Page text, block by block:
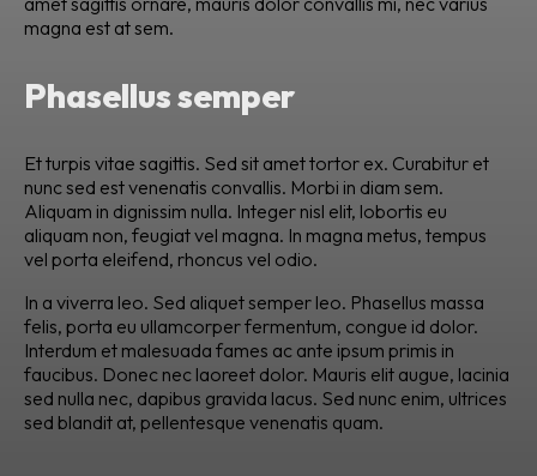
magna est at sem.
Phasellus semper
Et turpis vitae sagittis. Sed sit amet tortor ex. Curabitur et
nunc sed est venenatis convallis. Morbi in diam sem.
Aliquam in dignissim nulla. Integer nisl elit, lobortis eu
aliquam non, feugiat vel magna. In magna metus, tempus
vel porta eleifend, rhoncus vel odio.
In a viverra leo. Sed aliquet semper leo. Phasellus massa
felis, porta eu ullamcorper fermentum, congue id dolor.
Interdum et malesuada fames ac ante ipsum primis in
faucibus. Donec nec laoreet dolor. Mauris elit augue, lacinia
sed nulla nec, dapibus gravida lacus. Sed nunc enim, ultrices
sed blandit at, pellentesque venenatis quam.